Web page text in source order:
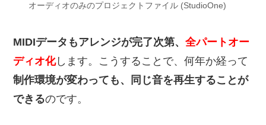
オーディオのみのプロジェクトファイル (StudioOne)
MIDIデータもアレンジが完了次第、全パートオー
ディオ化します。こうすることで、何年か経って
制作環境が変わっても、同じ音を再生することが
できるのです。